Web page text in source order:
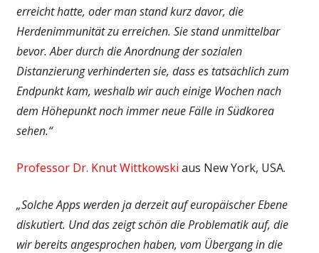
erreicht hatte, oder man stand kurz davor, die
Herdenimmunität zu erreichen. Sie stand unmittelbar
bevor. Aber durch die Anordnung der sozialen
Distanzierung verhinderten sie, dass es tatsächlich zum
Endpunkt kam, weshalb wir auch einige Wochen nach
dem Höhepunkt noch immer neue Fälle in Südkorea
sehen.“
Professor Dr. Knut Wittkowski aus New York, USA.
„Solche Apps werden ja derzeit auf europäischer Ebene
diskutiert. Und das zeigt schön die Problematik auf, die
wir bereits angesprochen haben, vom Übergang in die